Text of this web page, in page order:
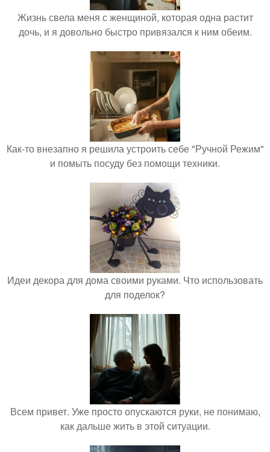
Жизнь свела меня с женщиной, которая одна растит
дочь, и я довольно быстро привязался к ним обеим.
Как-то внезапно я решила устроить себе "Ручной Режим"
и помыть посуду без помощи техники.
Идеи декора для дома своими руками. Что использовать
для поделок?
Всем привет. Уже просто опускаются руки, не понимаю,
как дальше жить в этой ситуации.